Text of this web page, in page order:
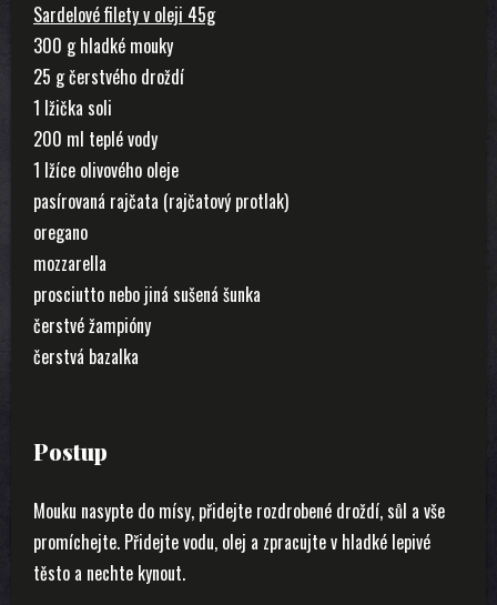
Sardelové filety v oleji 45g
300 g hladké mouky
25 g čerstvého droždí
1 lžička soli
200 ml teplé vody
1 lžíce olivového oleje
pasírovaná rajčata (rajčatový protlak)
oregano
mozzarella
prosciutto nebo jiná sušená šunka
čerstvé žampióny
čerstvá bazalka
Postup
Mouku nasypte do mísy, přidejte rozdrobené droždí, sůl a vše
promíchejte. Přidejte vodu, olej a zpracujte v hladké lepivé
těsto a nechte kynout.